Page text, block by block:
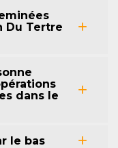
Du Tertre
dans le
le bas